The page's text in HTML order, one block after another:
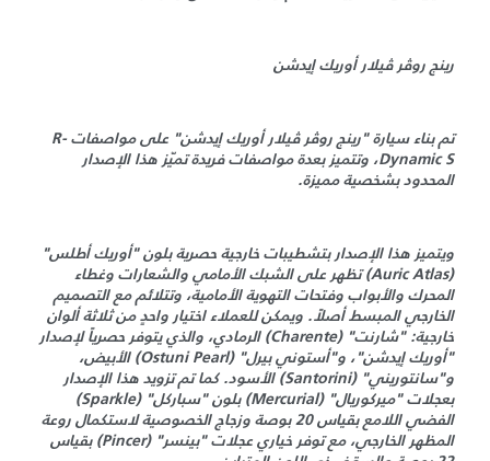
رينج روڤر ڤيلار أوريك إيدشن
تم بناء سيارة "رينج روڤر ڤيلار أوريك إيدشن" على مواصفات R-
Dynamic S، وتتميز بعدة مواصفات فريدة تميّز هذا الإصدار
المحدود بشخصية مميزة.
ويتميز هذا الإصدار بتشطيبات خارجية حصرية بلون "أوريك أطلس"
(Auric Atlas) تظهر على الشبك الأمامي والشعارات وغطاء
المحرك والأبواب وفتحات التهوية الأمامية، وتتلائم مع التصميم
الخارجي المبسط أصلاً. ويمكن للعملاء اختيار واحدٍ من ثلاثة ألوان
خارجية: "شارنت" (Charente) الرمادي، والذي يتوفر حصرياً لإصدار
"أوريك إيدشن"، و"أستوني بيرل" (Ostuni Pearl) الأبيض،
و"سانتوريني" (Santorini) الأسود. كما تم تزويد هذا الإصدار
بعجلات "ميركوريال" (Mercurial) بلون "سباركل" (Sparkle)
الفضي اللامع بقياس 20 بوصة وزجاج الخصوصية لاستكمال روعة
المظهر الخارجي، مع توفر خياري عجلات "بينسر" (Pincer) بقياس